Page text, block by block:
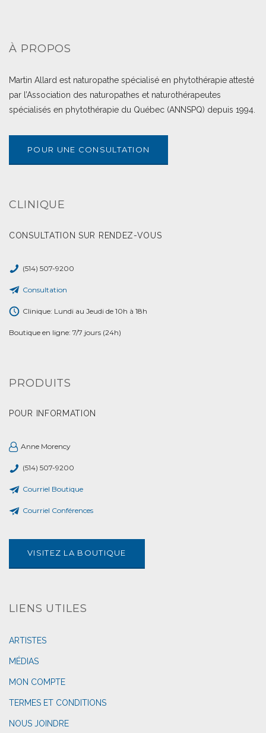
À PROPOS
Martin Allard est naturopathe spécialisé en phytothérapie attesté
par l’Association des naturopathes et naturothérapeutes
spécialisés en phytothérapie du Québec (ANNSPQ) depuis 1994.
POUR UNE CONSULTATION
CLINIQUE
CONSULTATION SUR RENDEZ-VOUS
(514) 507-9200
Consultation
Clinique: Lundi au Jeudi de 10h à 18h
Boutique en ligne: 7/7 jours (24h)
PRODUITS
POUR INFORMATION
Anne Morency
(514) 507-9200
Courriel Boutique
Courriel Conférences
VISITEZ LA BOUTIQUE
LIENS UTILES
ARTISTES
MÉDIAS
MON COMPTE
TERMES ET CONDITIONS
NOUS JOINDRE